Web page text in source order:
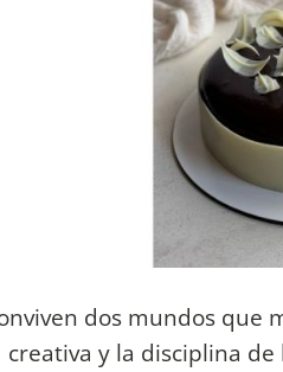
dos mundos que
y la disciplina